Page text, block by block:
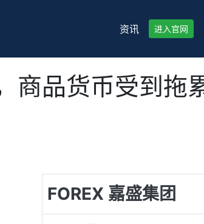
资讯 进入官网
商品货币受到拖
FOREX 嘉盛集团